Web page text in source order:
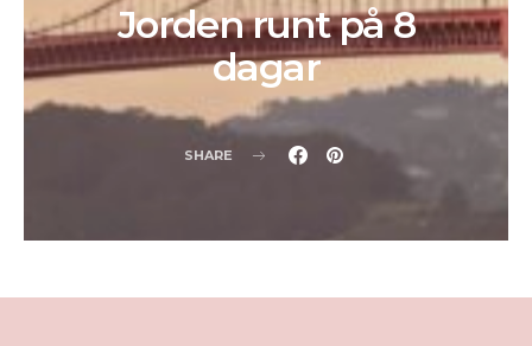
Jorden runt på 8
dagar
SHARE